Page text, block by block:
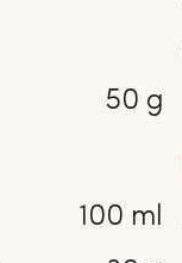
50 g
100 ml